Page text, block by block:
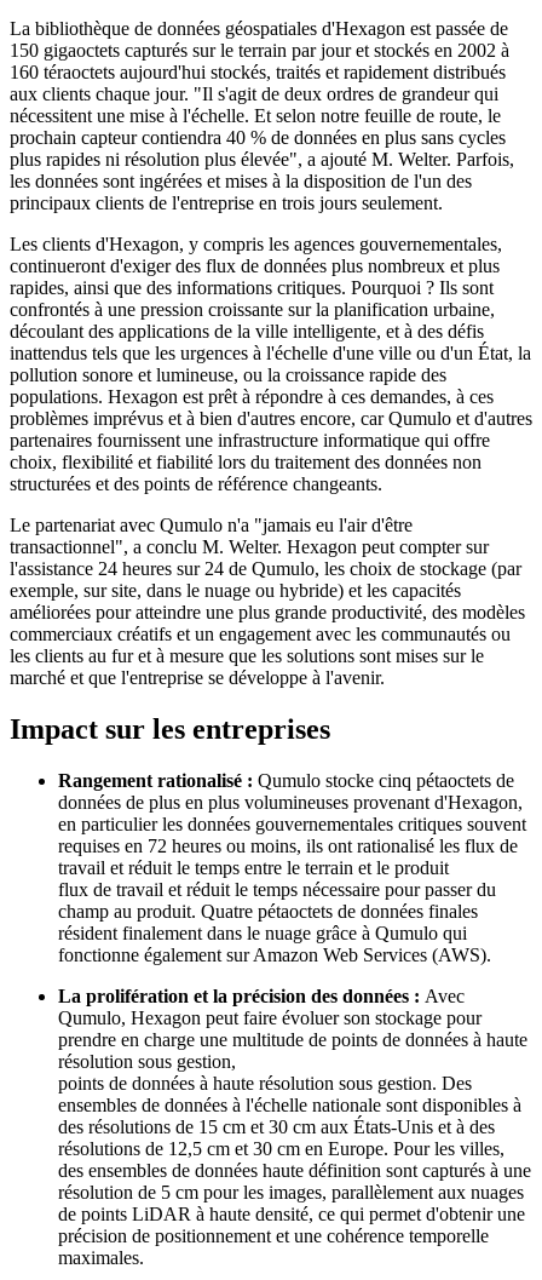
La bibliothèque de données géospatiales d'Hexagon est passée de
150 gigaoctets capturés sur le terrain par jour et stockés en 2002 à
160 téraoctets aujourd'hui stockés, traités et rapidement distribués
aux clients chaque jour. "Il s'agit de deux ordres de grandeur qui
nécessitent une mise à l'échelle. Et selon notre feuille de route, le
prochain capteur contiendra 40 % de données en plus sans cycles
plus rapides ni résolution plus élevée", a ajouté M. Welter. Parfois,
les données sont ingérées et mises à la disposition de l'un des
principaux clients de l'entreprise en trois jours seulement.
Les clients d'Hexagon, y compris les agences gouvernementales,
continueront d'exiger des flux de données plus nombreux et plus
rapides, ainsi que des informations critiques. Pourquoi ? Ils sont
confrontés à une pression croissante sur la planification urbaine,
découlant des applications de la ville intelligente, et à des défis
inattendus tels que les urgences à l'échelle d'une ville ou d'un État, la
pollution sonore et lumineuse, ou la croissance rapide des
populations. Hexagon est prêt à répondre à ces demandes, à ces
problèmes imprévus et à bien d'autres encore, car Qumulo et d'autres
partenaires fournissent une infrastructure informatique qui offre
choix, flexibilité et fiabilité lors du traitement des données non
structurées et des points de référence changeants.
Le partenariat avec Qumulo n'a "jamais eu l'air d'être
transactionnel", a conclu M. Welter. Hexagon peut compter sur
l'assistance 24 heures sur 24 de Qumulo, les choix de stockage (par
exemple, sur site, dans le nuage ou hybride) et les capacités
améliorées pour atteindre une plus grande productivité, des modèles
commerciaux créatifs et un engagement avec les communautés ou
les clients au fur et à mesure que les solutions sont mises sur le
marché et que l'entreprise se développe à l'avenir.
Impact sur les entreprises
Rangement rationalisé : Qumulo stocke cinq pétaoctets de
données de plus en plus volumineuses provenant d'Hexagon,
en particulier les données gouvernementales critiques souvent
requises en 72 heures ou moins, ils ont rationalisé les flux de
travail et réduit le temps entre le terrain et le produit
flux de travail et réduit le temps nécessaire pour passer du
champ au produit. Quatre pétaoctets de données finales
résident finalement dans le nuage grâce à Qumulo qui
fonctionne également sur Amazon Web Services (AWS).
La prolifération et la précision des données : Avec
Qumulo, Hexagon peut faire évoluer son stockage pour
prendre en charge une multitude de points de données à haute
résolution sous gestion,
points de données à haute résolution sous gestion. Des
ensembles de données à l'échelle nationale sont disponibles à
des résolutions de 15 cm et 30 cm aux États-Unis et à des
résolutions de 12,5 cm et 30 cm en Europe. Pour les villes,
des ensembles de données haute définition sont capturés à une
résolution de 5 cm pour les images, parallèlement aux nuages
de points LiDAR à haute densité, ce qui permet d'obtenir une
précision de positionnement et une cohérence temporelle
maximales.